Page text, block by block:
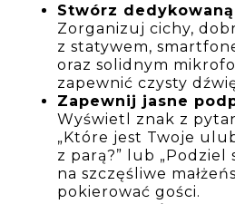
Stwórz
Zorganizuj cichy,
z statywem,
oraz solidnym
zapewnić czysty
Zapewnij jasne
Wyświetl znak z
„Które jest Twoje
z parą?” lub „Podziel
na szczęśliwe
pokierować gości.